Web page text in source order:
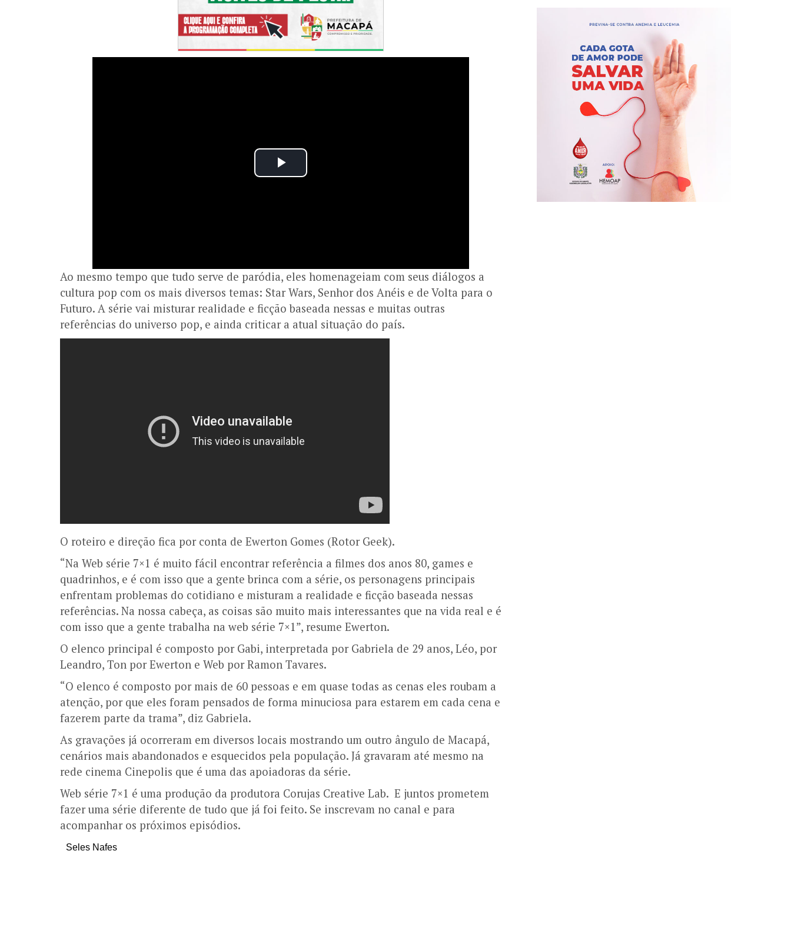
Ao mesmo tempo que tudo serve de paródia, eles homenageiam com seus diálogos a
cultura pop com os mais diversos temas: Star Wars, Senhor dos Anéis e de Volta para o
Futuro. A série vai misturar realidade e ficção baseada nessas e muitas outras
referências do universo pop, e ainda criticar a atual situação do país.
O roteiro e direção fica por conta de Ewerton Gomes (Rotor Geek).
“Na Web série 7×1 é muito fácil encontrar referência a filmes dos anos 80, games e
quadrinhos, e é com isso que a gente brinca com a série, os personagens principais
enfrentam problemas do cotidiano e misturam a realidade e ficção baseada nessas
referências. Na nossa cabeça, as coisas são muito mais interessantes que na vida real e é
com isso que a gente trabalha na web série 7×1”, resume Ewerton.
O elenco principal é composto por Gabi, interpretada por Gabriela de 29 anos, Léo, por
Leandro, Ton por Ewerton e Web por Ramon Tavares.
“O elenco é composto por mais de 60 pessoas e em quase todas as cenas eles roubam a
atenção, por que eles foram pensados de forma minuciosa para estarem em cada cena e
fazerem parte da trama”, diz Gabriela.
As gravações já ocorreram em diversos locais mostrando um outro ângulo de Macapá,
cenários mais abandonados e esquecidos pela população. Já gravaram até mesmo na
rede cinema Cinepolis que é uma das apoiadoras da série.
Web série 7×1 é uma produção da produtora Corujas Creative Lab. E juntos prometem
fazer uma série diferente de tudo que já foi feito. Se inscrevam no canal e para
acompanhar os próximos episódios.
Seles Nafes